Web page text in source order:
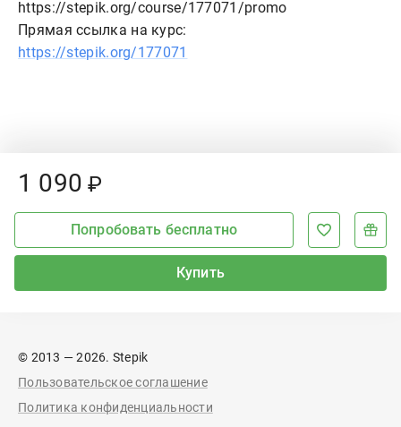
https://stepik.org/course/177071/promo
Прямая ссылка на курс:
https://stepik.org/177071
Price:
1 090 ₽
Купить
Попробовать бесплатно
© 2013 — 2026. Stepik
Пользовательское соглашение
Политика конфиденциальности